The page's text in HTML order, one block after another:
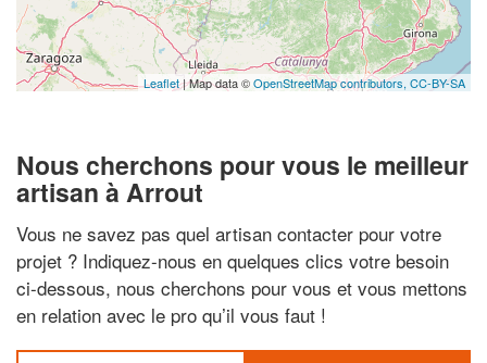
Leaflet| Map data ©OpenStreetMap contributors, CC-BY-SA
Nous cherchons pour vous le meilleur
artisan à Arrout
Vous ne savez pas quel artisan contacter pour votre
projet ? Indiquez-nous en quelques clics votre besoin
ci-dessous, nous cherchons pour vous et vous mettons
en relation avec le pro qu’il vous faut !